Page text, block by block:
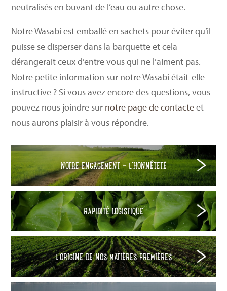
neutralisés en buvant de l’eau ou autre chose.
Notre Wasabi est emballé en sachets pour éviter qu’il
puisse se disperser dans la barquette et cela
dérangerait ceux d’entre vous qui ne l’aiment pas.
Notre petite information sur notre Wasabi était-elle
instructive ? Si vous avez encore des questions, vous
pouvez nous joindre sur notre page de contacteet
nous aurons plaisir à vous répondre.
NOTRE ENGAGEMENT – L’HONNÊTETÉ
RAPIDITÉ LOGISTIQUE
L’ORIGINE DE NOS MATIÈRES PREMIÈRES